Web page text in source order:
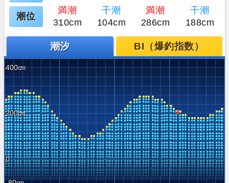
潮位
満潮 干潮 満潮
干潮
310cm
104cm 286cm 188cm
潮汐 BI（爆釣指数）
400
200
0